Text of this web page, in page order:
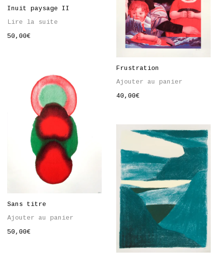
Inuit paysage II
Lire la suite
50,00€
Frustration
Ajouter au panier
40,00€
Sans titre
Ajouter au panier
50,00€